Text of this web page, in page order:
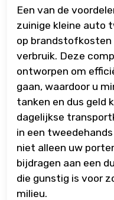
Een van de
zuinige kleine auto
op
verbruik. Deze
ontworpen om
gaan, waardoor u
tanken en dus geld
dagelijkse
in een
niet alleen uw
bijdragen aan een
die gunstig is voor
milieu.